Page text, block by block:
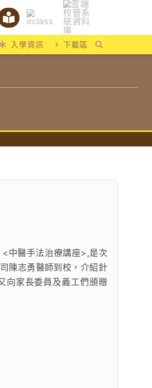
入學資訊 下載區
中醫手法治療講座>,是次
陳志勇醫師到校，介紹針
向家長委員及義工們頒贈